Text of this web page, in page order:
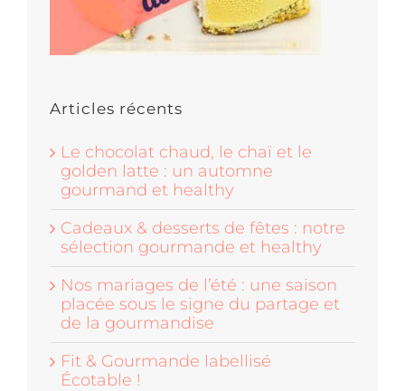
Articles récents
Le chocolat chaud, le chaï et le
golden latte : un automne
gourmand et healthy
Cadeaux & desserts de fêtes : notre
sélection gourmande et healthy
Nos mariages de l’été : une saison
placée sous le signe du partage et
de la gourmandise
Fit & Gourmande labellisé
Écotable !